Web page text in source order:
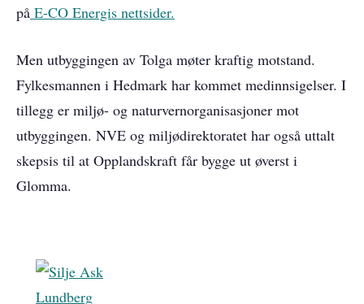
på E-CO Energis nettsider.
Men utbyggingen av Tolga møter kraftig motstand.
Fylkesmannen i Hedmark har kommet medinnsigelser. I
tillegg er miljø- og naturvernorganisasjoner mot
utbyggingen. NVE og miljødirektoratet har også uttalt
skepsis til at Opplandskraft får bygge ut øverst i
Glomma.